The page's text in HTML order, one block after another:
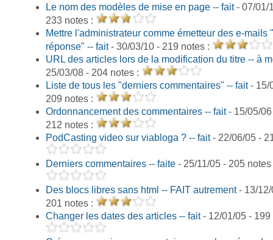
Le nom des modèles de mise en page -- fait- 07/01/
233 notes :
Mettre l'administrateur comme émetteur des e-mails
réponse" -- fait- 30/03/10 - 219 notes :
URL des articles lors de la modification du titre -- à
25/03/08 - 204 notes :
Liste de tous les "derniers commentaires" -- fait- 15/
209 notes :
Ordonnancement des commentaires -- fait- 15/05/06
212 notes :
PodCasting video sur viabloga ? -- fait- 22/06/05 -
Derniers commentaires -- faite - 25/11/05 - 205
Des blocs libres sans html -- FAIT autrement- 13/12/
201 notes :
Changer les dates des articles -- fait- 12/01/05 -